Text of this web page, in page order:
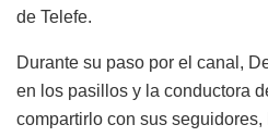
de Telefe.
Durante su paso por el canal,
en los pasillos y la conductora
compartirlo con sus